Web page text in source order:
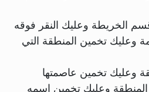
الخريطة وعليك النقر فوقه
وعليك تخمين المنطقة التي
وعليك تخمين عاصمتها
وعليك تخمين اسمه